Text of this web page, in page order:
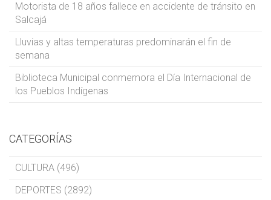
Motorista de 18 años fallece en accidente de tránsito en
Salcajá
Lluvias y altas temperaturas predominarán el fin de
semana
Biblioteca Municipal conmemora el Día Internacional de
los Pueblos Indígenas
CATEGORÍAS
CULTURA (496)
DEPORTES (2892)